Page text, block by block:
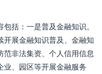
括：一是普及金融知识。
开展金融知识普及、金融知
非法集资、个人信用信息
业、园区等开展金融服务